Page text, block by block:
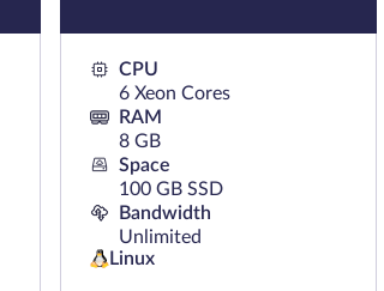
CPU
6 Xeon Cores
RAM
8 GB
Space
100 GB SSD
Bandwidth
Unlimited
Linux